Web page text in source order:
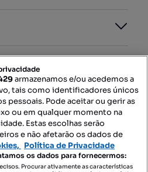
armazenamos e/ou acedemos a
tais como identificadores únicos
pessoais. Pode aceitar ou gerir as
ou em qualquer momento na
Estas escolhas serão
e não afetarão os dados de
Política de Privacidade
os dados para fornecermos:
Procurar ativamente as características